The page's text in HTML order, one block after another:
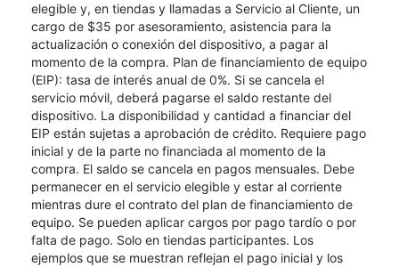
elegible y, en tiendas y llamadas a Servicio al Cliente, un
cargo de $35 por asesoramiento, asistencia para la
actualización o conexión del dispositivo, a pagar al
momento de la compra. Plan de financiamiento de equipo
(EIP): tasa de interés anual de 0%. Si se cancela el
servicio móvil, deberá pagarse el saldo restante del
dispositivo. La disponibilidad y cantidad a financiar del
EIP están sujetas a aprobación de crédito. Requiere pago
inicial y de la parte no financiada al momento de la
compra. El saldo se cancela en pagos mensuales. Debe
permanecer en el servicio elegible y estar al corriente
mientras dure el contrato del plan de financiamiento de
equipo. Se pueden aplicar cargos por pago tardío o por
falta de pago. Solo en tiendas participantes. Los
ejemplos que se muestran reflejan el pago inicial y los